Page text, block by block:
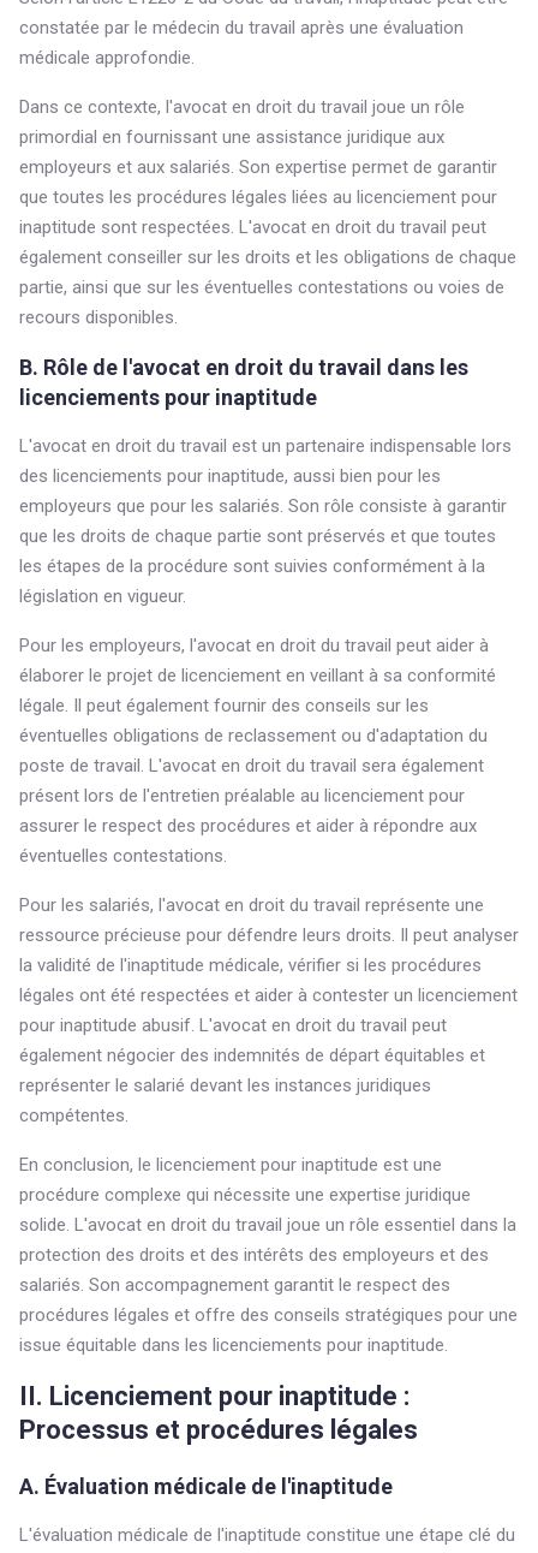
constatée par le médecin du travail après une évaluation
médicale approfondie.
Dans ce contexte, l'avocat en droit du travail joue un rôle
primordial en fournissant une assistance juridique aux
employeurs et aux salariés. Son expertise permet de garantir
que toutes les procédures légales liées au licenciement pour
inaptitude sont respectées. L'avocat en droit du travail peut
également conseiller sur les droits et les obligations de chaque
partie, ainsi que sur les éventuelles contestations ou voies de
recours disponibles.
B. Rôle de l'avocat en droit du travail dans les
licenciements pour inaptitude
L'avocat en droit du travail est un partenaire indispensable lors
des licenciements pour inaptitude, aussi bien pour les
employeurs que pour les salariés. Son rôle consiste à garantir
que les droits de chaque partie sont préservés et que toutes
les étapes de la procédure sont suivies conformément à la
législation en vigueur.
Pour les employeurs, l'avocat en droit du travail peut aider à
élaborer le projet de licenciement en veillant à sa conformité
légale. Il peut également fournir des conseils sur les
éventuelles obligations de reclassement ou d'adaptation du
poste de travail. L'avocat en droit du travail sera également
présent lors de l'entretien préalable au licenciement pour
assurer le respect des procédures et aider à répondre aux
éventuelles contestations.
Pour les salariés, l'avocat en droit du travail représente une
ressource précieuse pour défendre leurs droits. Il peut analyser
la validité de l'inaptitude médicale, vérifier si les procédures
légales ont été respectées et aider à contester un licenciement
pour inaptitude abusif. L'avocat en droit du travail peut
également négocier des indemnités de départ équitables et
représenter le salarié devant les instances juridiques
compétentes.
En conclusion, le licenciement pour inaptitude est une
procédure complexe qui nécessite une expertise juridique
solide. L'avocat en droit du travail joue un rôle essentiel dans la
protection des droits et des intérêts des employeurs et des
salariés. Son accompagnement garantit le respect des
procédures légales et offre des conseils stratégiques pour une
issue équitable dans les licenciements pour inaptitude.
II. Licenciement pour inaptitude :
Processus et procédures légales
A. Évaluation médicale de l'inaptitude
L'évaluation médicale de l'inaptitude constitue une étape clé du